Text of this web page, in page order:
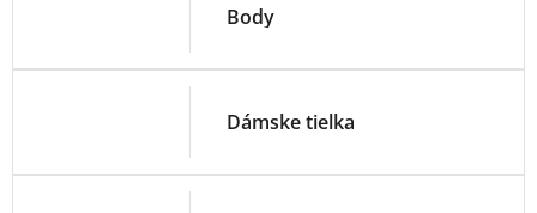
Body
Dámske tielka